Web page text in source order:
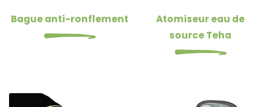
Bague anti-ronflement
Atomiseur eau de
source Teha